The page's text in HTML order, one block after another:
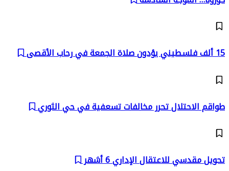
15 ألف فلسطيني يؤدون صلاة الجمعة في رحاب الأقصى
طواقم الاحتلال تحرر مخالفات تسعفية في حي الثوري
تحويل مقدسي للاعتقال الإداري 6 أشهر